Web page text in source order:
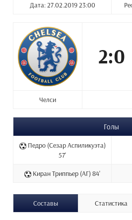
Дата: 27.02.2019 23:00
2:0
Челси
Голы
Педро (Сезар Аспиликуэта)
57'
Киран Триппьер (АГ) 84'
Составы Статистика